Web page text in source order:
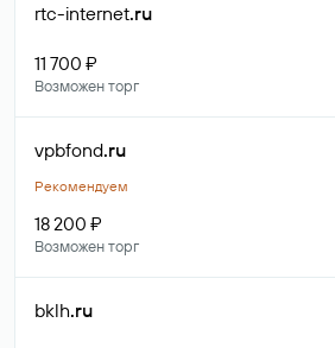
rtc-internet.ru
11 700 ₽
Возможен торг
vpbfond.ru
Рекомендуем
18 200 ₽
Возможен торг
bklh.ru